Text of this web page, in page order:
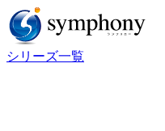
シリーズ一覧